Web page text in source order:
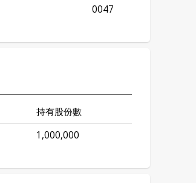
0047
持有股份數
1,000,000